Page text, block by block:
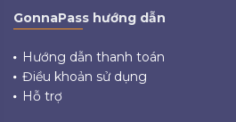
GonnaPass hướng dẫn
Hướng dẫn thanh toán
Điều khoản sử dụng
Hỗ trợ